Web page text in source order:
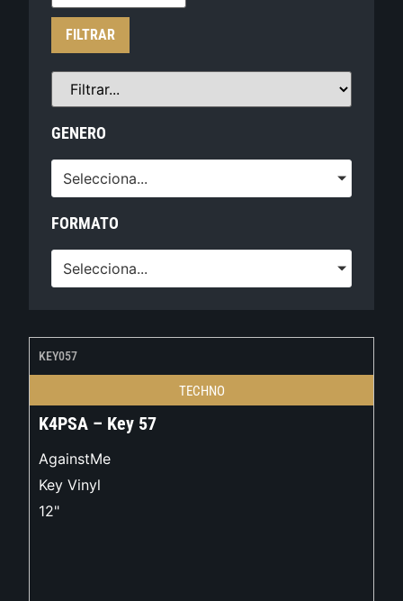
FILTRAR
GENERO
Selecciona...
FORMATO
Selecciona...
KEY057
TECHNO
K4PSA – Key 57
AgainstMe
Key Vinyl
12"